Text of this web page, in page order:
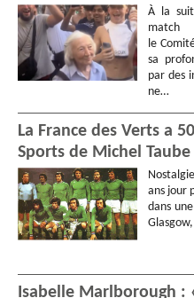
À la
match
le
sa
par des
ne…
La France des Verts a
Sports de Michel Taube
ans jour
dans
Isabelle Marlborough :